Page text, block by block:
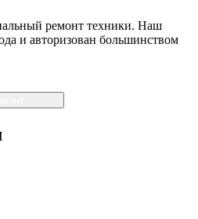
ремонт техники. Наш
и авторизован большинством